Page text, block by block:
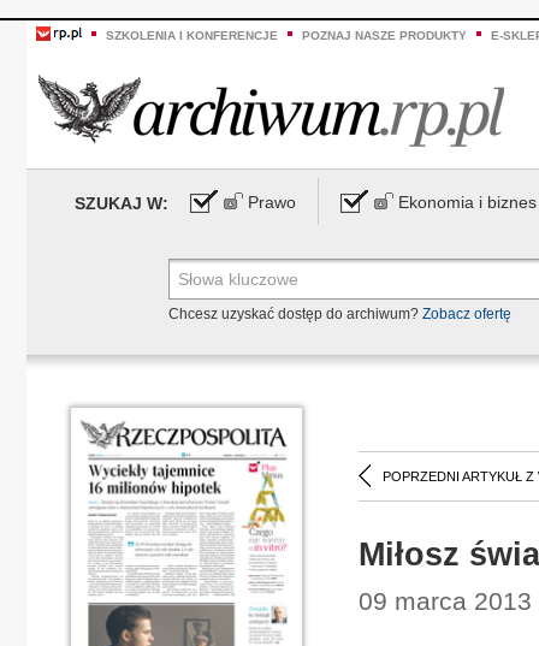
SZKOLENIA I KONFERENCJE POZNAJ NASZE PRODUKTY E-
SZUKAJ W: Prawo Ekonomia i biznes
Chcesz uzyskać dostęp do archiwum? Zobacz ofertę
POPRZEDNI ARTYKUŁ Z
Miłosz
09 marca